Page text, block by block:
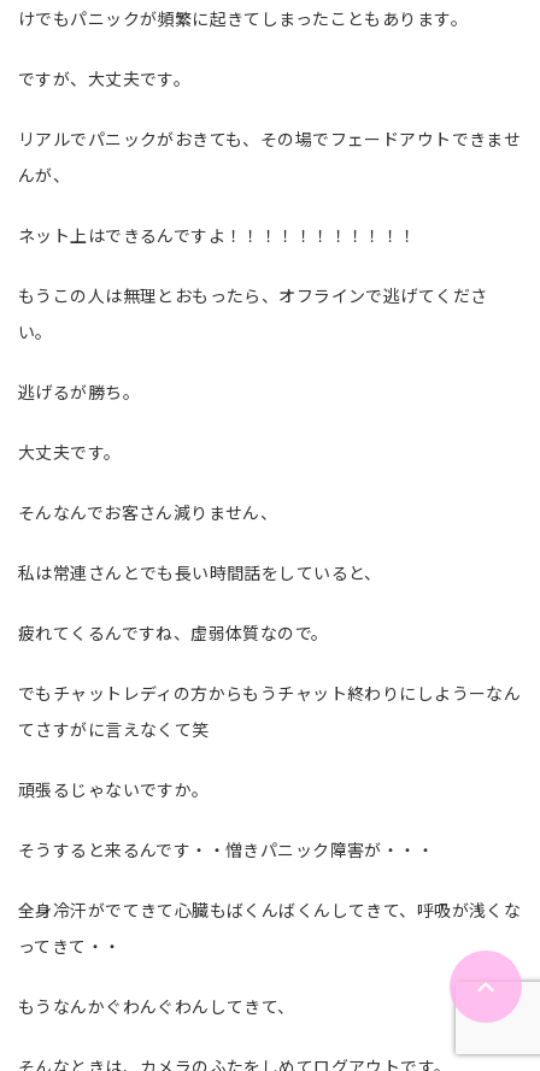
けでもパニックが頻繁に起きてしまったこともあります。
ですが、大丈夫です。
リアルでパニックがおきても、その場でフェードアウトできませ
んが、
ネット上はできるんですよ！！！！！！！！！！！
もうこの人は無理とおもったら、オフラインで逃げてくださ
い。
逃げるが勝ち。
大丈夫です。
そんなんでお客さん減りません、
私は常連さんとでも長い時間話をしていると、
疲れてくるんですね、虚弱体質なので。
でもチャットレディの方からもうチャット終わりにしようーなん
てさすがに言えなくて笑
頑張るじゃないですか。
そうすると来るんです・・憎きパニック障害が・・・
全身冷汗がでてきて心臓もばくんばくんしてきて、呼吸が浅くな
ってきて・・
もうなんかぐわんぐわんしてきて、
そんなときは、カメラのふたをしめてログアウトです。